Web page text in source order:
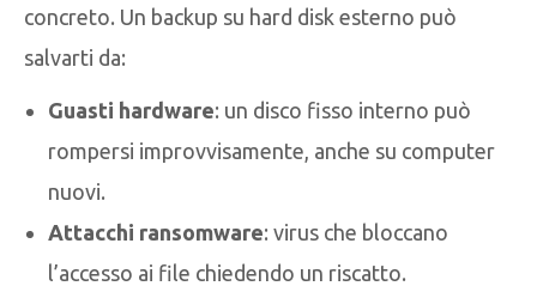
concreto. Un backup su hard disk esterno può
salvarti da:
Guasti hardware: un disco fisso interno può
rompersi improvvisamente, anche su computer
nuovi.
Attacchi ransomware: virus che bloccano
l’accesso ai file chiedendo un riscatto.